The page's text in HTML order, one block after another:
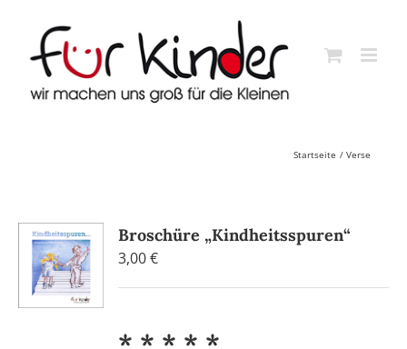
content
Startseite Verse
Broschüre „Kindheitsspuren“
3,00€